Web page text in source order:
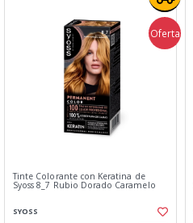
Oferta
Tinte Colorante con Keratina de
Syoss 8_7 Rubio Dorado Caramelo
SYOSS